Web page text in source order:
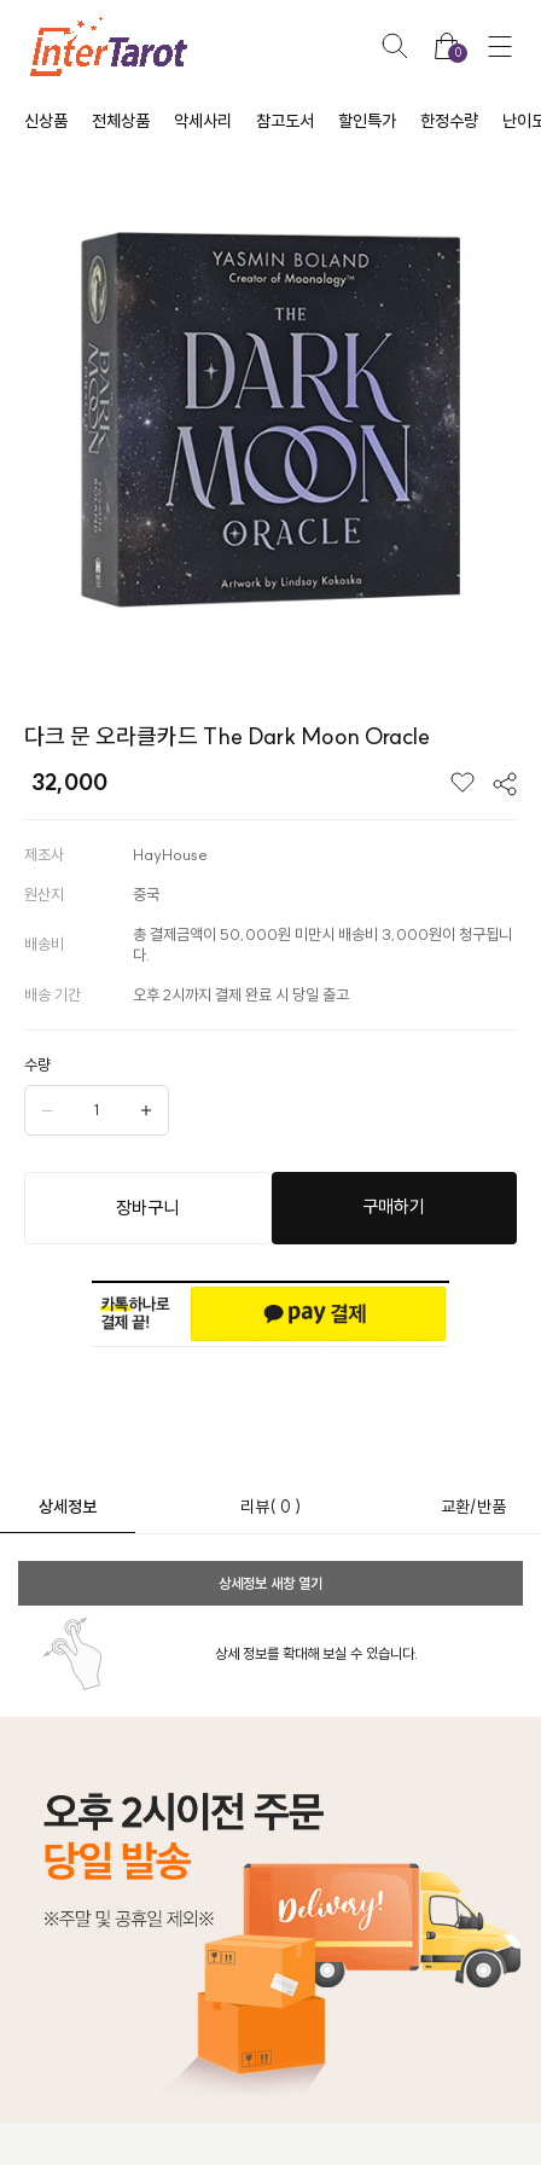
0
신상품 전체상품 악세사리 참고도서 할인특가 한정수량 난이
다크 문 오라클카드 The Dark Moon Oracle
32,000
제조사 HayHouse
원산지 중국
배송비
총 결제금액이 50,000원 미만시 배송비 3,000원이 청구됩니
다.
배송 기간 오후 2시까지 결제 완료 시 당일 출고
수량
장바구니 구매하기
상세정보 리뷰( 0 ) 교환/반품
상세정보 새창 열기
상세 정보를 확대해 보실 수 있습니다.